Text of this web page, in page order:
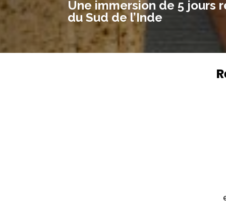
Une immersion de 5 jours
du Sud de l’Inde